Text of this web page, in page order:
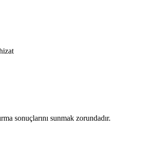
sonuçlarını sunmak zorundadır.